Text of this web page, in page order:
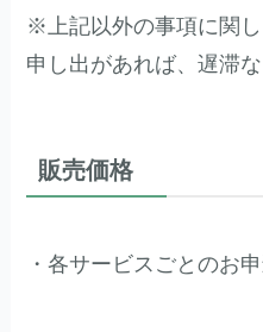
※上記以外の事項に関
申し出があれば、遅滞
販売価格
・各サービスごとのお